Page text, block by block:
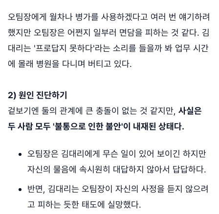
오팀장에게 월차나 병가를 사용하겠다고 여러 번 얘기하려
했지만 오팀장은 어쩐지 일부러 면담을 피하는 것 같다. 김
대리는 '프로답지 못하다'라는 소리를 들을까 봐 업무 시간
에 몰래 병원을 다니며 버티고 있다.
2) 원인 진단하기
겉보기엔 둘의 관계에 큰 충돌이 없는 것 같지만, 사실은
두 사람 모두 '불통으로 인한 불안'이 내재된 상태다.
오팀장은 김대리에게 무슨 일이 있어 보이긴 하지만
자신의 물음에 속시원히 대답하지 않아서 답답하다.
반면, 김대리는 오팀장이 자신의 사정을 듣지 않으려
고 피하는 듯한 태도에 실망했다.